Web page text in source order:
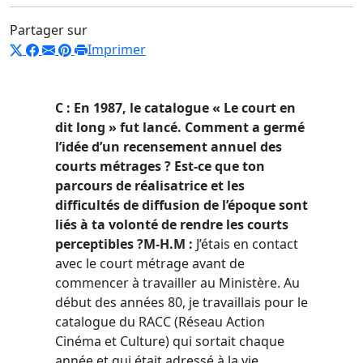
Partager sur
Imprimer
C : En 1987, le catalogue « Le court en
dit long » fut lancé. Comment a germé
l’idée d’un recensement annuel des
courts métrages ? Est-ce que ton
parcours de réalisatrice et les
difficultés de diffusion de l’époque sont
liés à ta volonté de rendre les courts
perceptibles ?M-H.M : J’étais en contact
avec le court métrage avant de
commencer à travailler au Ministère. Au
début des années 80, je travaillais pour le
catalogue du RACC (Réseau Action
Cinéma et Culture) qui sortait chaque